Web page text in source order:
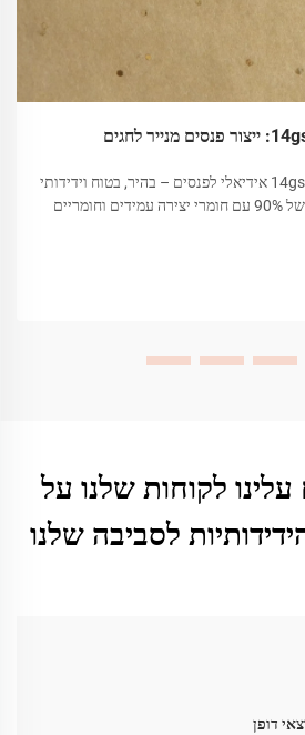
גלו למה נייר טישו צהוב 14gsm אידיאלי לפנסים – בהיר, בטוח וידידותי
לסביבה. השיגו הפצת אור של 90% עם חומרי יצירה עמידים וחומריים
לקוחות שלנו על
לסביבה שלנו